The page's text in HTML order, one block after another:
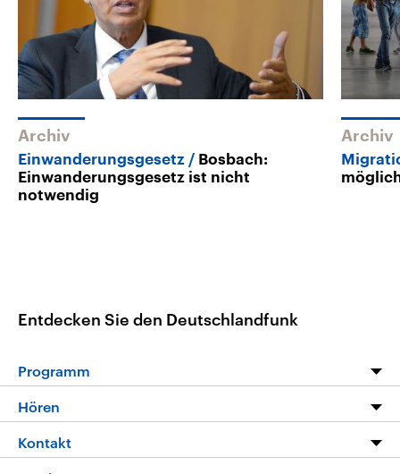
Archiv
Einwanderungsgesetz
Bosbach:
Einwanderungsgesetz ist nicht
notwendig
Archiv
Entdecken Sie den Deutschlandfunk
Programm
Programm
Die Nachrichten
Hören
Livestream
Kontakt